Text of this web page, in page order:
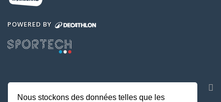
POWERED BY
Nous stockons des données telles que les